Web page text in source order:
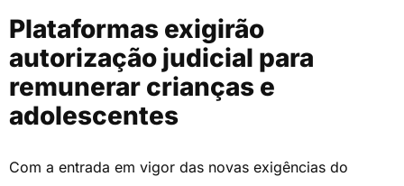
Plataformas exigirão
autorização judicial para
remunerar crianças e
adolescentes
Com a entrada em vigor das novas exigências do